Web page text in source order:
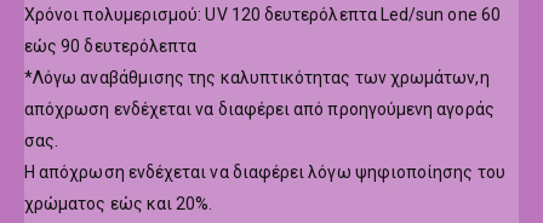
Χρόνοι πολυμερισμού: UV 120 δευτερόλεπτα Led/sun one 60
εώς 90 δευτερόλεπτα
*Λόγω αναβάθμισης της καλυπτικότητας των χρωμάτων,η
απόχρωση ενδέχεται να διαφέρει από προηγούμενη αγοράς
σας.
Η απόχρωση ενδέχεται να διαφέρει λόγω ψηφιοποίησης του
χρώματος εώς και 20%.